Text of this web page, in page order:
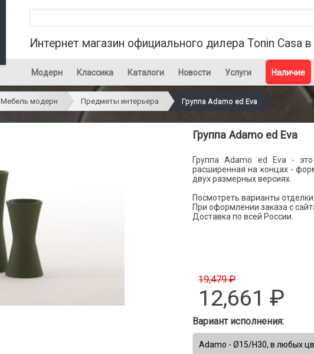
Интернет магазин официального дилера Tonin Casa
Модерн Классика Каталоги Новости Услуги Наличие
Мебель модерн Предметы интерьера Группа Adamo ed Eva
Группа Adamo ed Eva
Группа Adamo ed Eva -
расширенная на концах -
двух размерных версиях.
Посмотреть варианты
При оформлении заказа с
Доставка по всей России.
19,479 ₽
12,661 ₽
Вариант исполнения: